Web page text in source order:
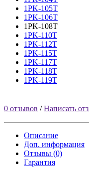
1PK-105T
1PK-106T
1PK-108T
1PK-110T
1PK-112T
1PK-115T
1PK-117T
1PK-118T
1PK-119T
0 отзывов /Написать
Описание
Доп. информация
Отзывы (0)
Гарантия